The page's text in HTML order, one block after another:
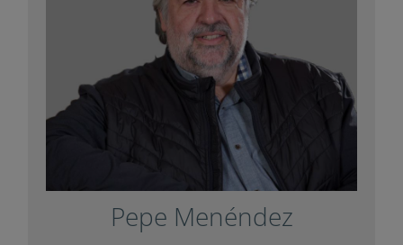
Pepe Menéndez
Profesor y asesor internacional de
Horizonte 2020 y cofundador de la
asociación europea de centros educativos
International
Education
.
Ha colaborado con
en el informe
Delphi sobre pensamiento y con un artículo
para la revista
Diàlegs